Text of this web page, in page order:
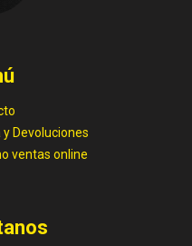
Devoluciones
ventas online